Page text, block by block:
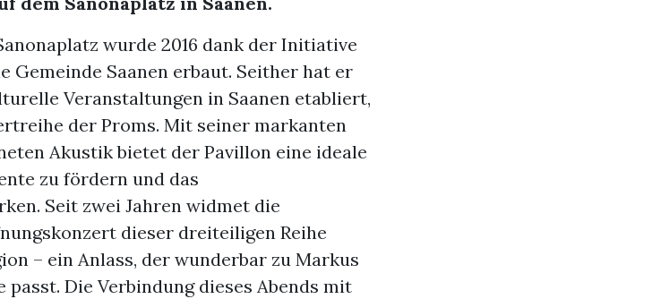
wurde 2016 dank der Initiative
Gemeinde Saanen erbaut. Seither hat er
Veranstaltungen in Saanen etabliert,
der Proms. Mit seiner markanten
Akustik bietet der Pavillon eine ideale
zu fördern und das
Seit zwei Jahren widmet die
dieser dreiteiligen Reihe
– ein Anlass, der wunderbar zu Markus
passt. Die Verbindung dieses Abends mit